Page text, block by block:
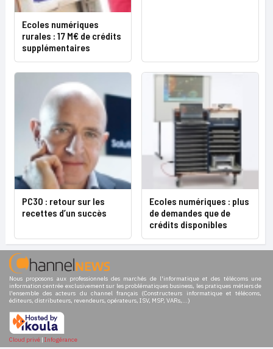
Ecoles numériques
rurales : 17 M€ de crédits
supplémentaires
PC30 : retour sur les
recettes d’un succès
Ecoles numériques : plus
de demandes que de
crédits disponibles
Nous proposons aux professionnels des marchés de l'informatique et des télécoms une
information centrée exclusivement sur les problématiques business, les pratiques métiers de
l'ensemble des acteurs du channel français (Constructeurs informatique et télécoms,
éditeurs, distributeurs, revendeurs, opérateurs, ISV, MSP, VARs,...)
Cloud privé | Infogérance